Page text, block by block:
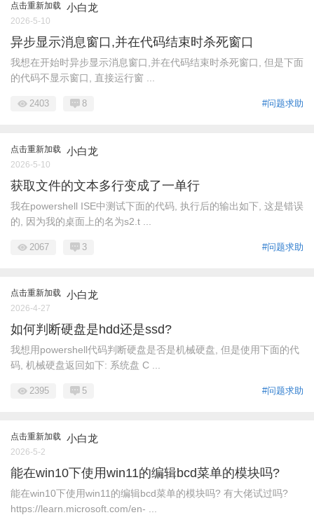
点击重新加载 小白龙
2026-5-10
异步显示消息窗口,并在代码结束时杀死窗口
我想在开始时异步显示消息窗口,并在代码结束时杀死窗口, 但是下面
的代码不显示窗口, 直接运行窗 ...
#问题求助
2403 8
点击重新加载 小白龙
2026-5-10
获取文件的文本多行变成了一单行
我在powershell ISE中测试下面的代码, 执行后的输出如下, 这是错误
的, 因为我的桌面上的名为s2.t ...
#问题求助
2067 3
点击重新加载 小白龙
2026-4-27
如何判断硬盘是hdd还是ssd?
我想用powershell代码判断硬盘是否是机械硬盘, 但是使用下面的代
码, 机械硬盘返回如下: 系统盘 C ...
#问题求助
2395 5
点击重新加载 小白龙
2026-5-2
能在win10下使用win11的编辑bcd菜单的模块吗?
能在win10下使用win11的编辑bcd菜单的模块吗? 有大佬试过吗?
https://learn.microsoft.com/en- ...